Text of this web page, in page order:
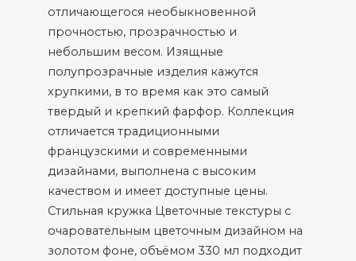
отличающегося необыкновенной
прочностью, прозрачностью и
небольшим весом. Изящные
полупрозрачные изделия кажутся
хрупкими, в то время как это самый
твердый и крепкий фарфор. Коллекция
отличается традиционными
французскими и современными
дизайнами, выполнена с высоким
качеством и имеет доступные цены.
Стильная кружка Цветочные текстуры с
очаровательным цветочным дизайном на
золотом фоне, объёмом 330 мл подходит